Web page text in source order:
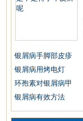
银屑病手脚部皮疹
银屑病用烤电灯
环孢素对银屑病甲
银屑病有效方法